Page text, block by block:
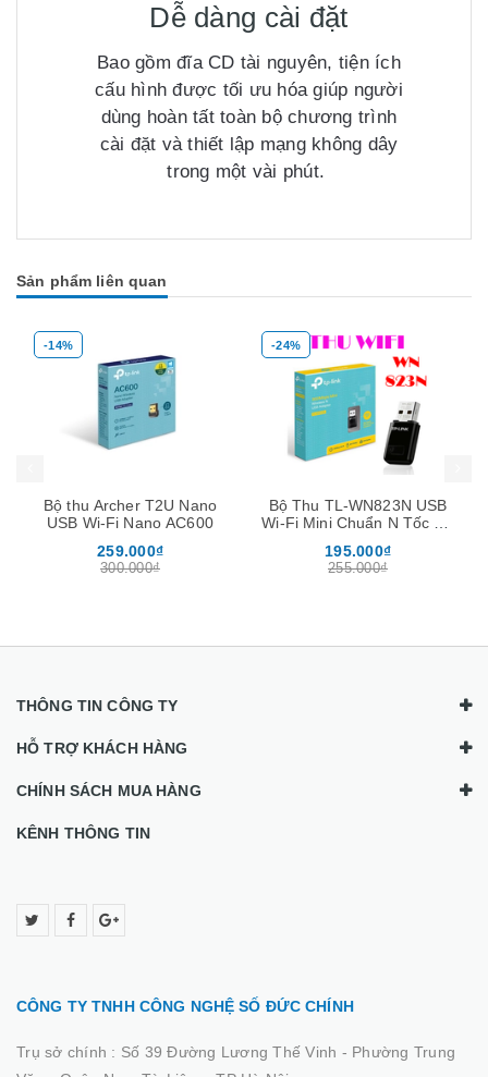
Dễ dàng cài đặt
Bao gồm đĩa CD tài nguyên, tiện ích
cấu hình được tối ưu hóa giúp người
dùng hoàn tất toàn bộ chương trình
cài đặt và thiết lập mạng không dây
trong một vài phút.
Sản phẩm liên quan
-14%
Bộ thu Archer T2U Nano
USB Wi-Fi Nano AC600
259.000₫
300.000₫
-24%
Bộ Thu TL-WN823N USB
Wi-Fi Mini Chuẩn N Tốc Độ
195.000₫
255.000₫
Mua hàng
THÔNG TIN CÔNG TY
HỖ TRỢ KHÁCH HÀNG
CHÍNH SÁCH MUA HÀNG
KÊNH THÔNG TIN
CÔNG TY TNHH CÔNG NGHỆ SỐ ĐỨC CHÍNH
Trụ sở chính : Số 39 Đường Lương Thế Vinh - Phường Trung